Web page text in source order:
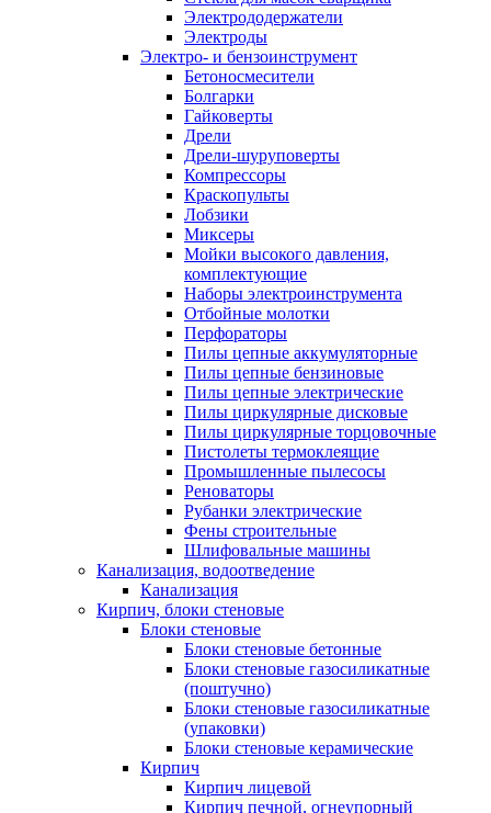
Электрододержатели
Электроды
Электро- и бензоинструмент
Бетоносмесители
Болгарки
Гайковерты
Дрели
Дрели-шуруповерты
Компрессоры
Краскопульты
Лобзики
Миксеры
Мойки высокого давления,
комплектующие
Наборы электроинструмента
Отбойные молотки
Перфораторы
Пилы цепные аккумуляторные
Пилы цепные бензиновые
Пилы цепные электрические
Пилы циркулярные дисковые
Пилы циркулярные торцовочные
Пистолеты термоклеящие
Промышленные пылесосы
Реноваторы
Рубанки электрические
Фены строительные
Шлифовальные машины
Канализация, водоотведение
Канализация
Кирпич, блоки стеновые
Блоки стеновые
Блоки стеновые бетонные
Блоки стеновые газосиликатные
(поштучно)
Блоки стеновые газосиликатные
(упаковки)
Блоки стеновые керамические
Кирпич
Кирпич лицевой
Кирпич печной, огнеупорный